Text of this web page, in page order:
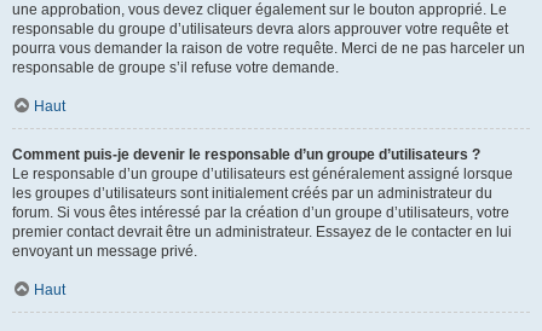
une approbation, vous devez cliquer également sur le bouton approprié. Le
responsable du groupe d’utilisateurs devra alors approuver votre requête et
pourra vous demander la raison de votre requête. Merci de ne pas harceler un
responsable de groupe s’il refuse votre demande.
Haut
Comment puis-je devenir le responsable d’un groupe d’utilisateurs ?
Le responsable d’un groupe d’utilisateurs est généralement assigné lorsque
les groupes d’utilisateurs sont initialement créés par un administrateur du
forum. Si vous êtes intéressé par la création d’un groupe d’utilisateurs, votre
premier contact devrait être un administrateur. Essayez de le contacter en lui
envoyant un message privé.
Haut